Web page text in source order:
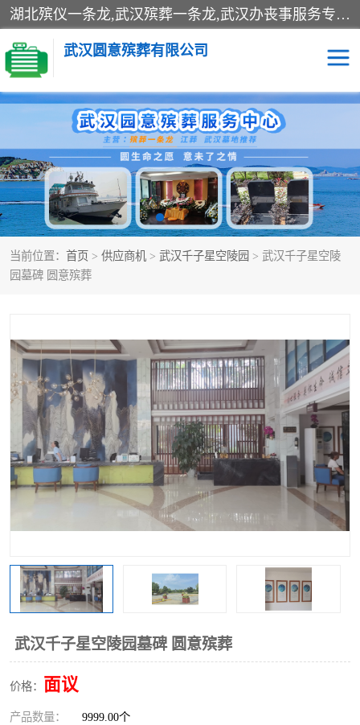
湖北殡仪一条龙,武汉殡葬一条龙,武汉办丧事服务专理红白佛事、病人临终关怀、医院或家中老人去世穿寿衣、灵车遗体接运、殡仪馆告别厅预约、办理火葬场手续、民俗丧事策划、遗体告别仪式、民俗礼仪服务、殡葬礼仪策划、陵园墓位导购、寺庙塔位择吉、往生功德策划、民俗功德策划、异地殡葬礼仪服务、异地骨灰接送返乡
武汉圆意殡葬有限公司
当前位置： 首页 > 供应商机 > 武汉千子星空陵园 > 武汉千子星空陵
园墓碑 圆意殡葬
武汉千子星空陵园墓碑 圆意殡葬
价格： 面议
产品数量： 9999.00个
殡葬一条龙服务 江葬一条龙服务
武汉锦辉天堂文化园 仙鹤湖湿地公园
长乐园陵园 万福净土陵园
武汉市阳逻九龙宫陵园 石门峰人文纪念园